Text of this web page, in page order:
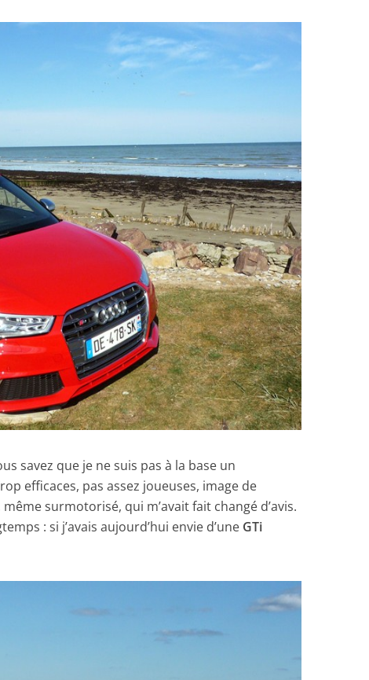
savez que je ne suis pas à la base un
efficaces, pas assez joueuses, image de
surmotorisé, qui m’avait fait changé d’avis.
: si j’avais aujourd’hui envie d’une GTi